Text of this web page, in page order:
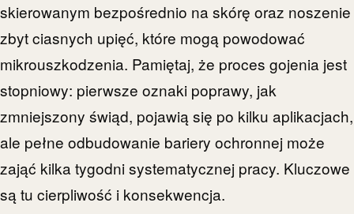
skierowanym bezpośrednio na skórę oraz noszenie
zbyt ciasnych upięć, które mogą powodować
mikrouszkodzenia. Pamiętaj, że proces gojenia jest
stopniowy: pierwsze oznaki poprawy, jak
zmniejszony świąd, pojawią się po kilku aplikacjach,
ale pełne odbudowanie bariery ochronnej może
zająć kilka tygodni systematycznej pracy. Kluczowe
są tu cierpliwość i konsekwencja.